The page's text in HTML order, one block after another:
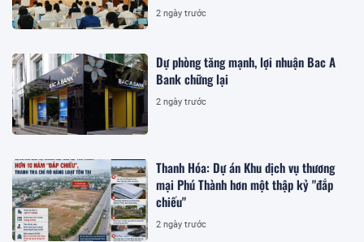
2 ngày trước
Dự phòng tăng mạnh, lợi nhuận Bac A
Bank chững lại
2 ngày trước
Thanh Hóa: Dự án Khu dịch vụ thương
mại Phú Thành hơn một thập kỷ "đắp
chiếu"
2 ngày trước